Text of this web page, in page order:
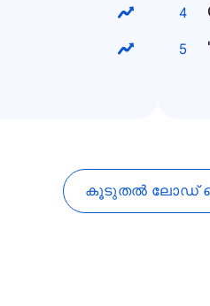
കൂടുതൽ ലോഡ്